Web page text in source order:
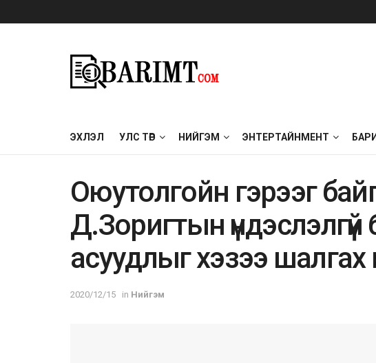
ЭХЛЭЛ УЛС ТӨР НИЙГЭМ ЭНТЕРТАЙНМЕНТ
Оюутолгойн гэрээг
Д.Зоригтын
асуудлыг хэзээ шалгах
2020/12/15 in Нийгэм